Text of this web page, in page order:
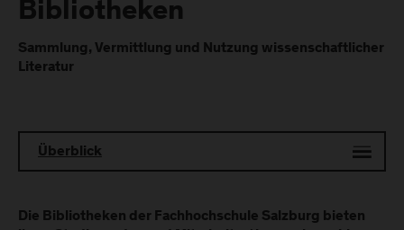
Bibliotheken
Sammlung, Vermittlung und Nutzung wissenschaftlicher
Literatur
Überblick
Die Bibliotheken der Fachhochschule Salzburg bieten